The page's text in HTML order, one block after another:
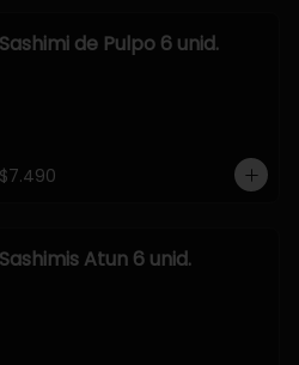
Sashimi de Pulpo 6 unid.
$7.490
Sashimis Atun 6 unid.